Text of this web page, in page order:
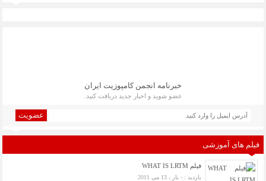
فیلم های آموزشی
فیلم WHAT IS LRTM
بازدید : - بار ، 13 می 2011
خبرنامه انجمن کامپوزیت ایران
عضو شوید و اخبار جدید دریافت کنید.
عضویت